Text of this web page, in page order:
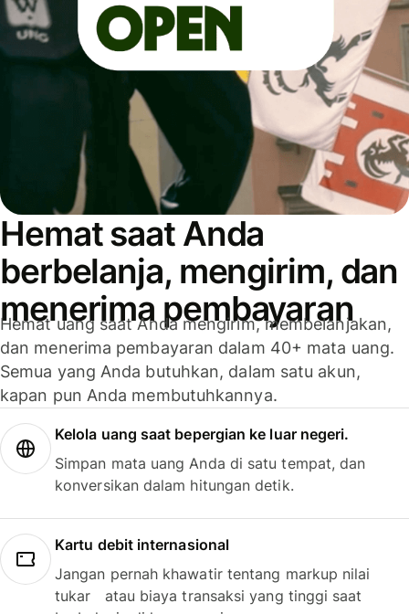
Hemat saat Anda
berbelanja, mengirim, dan
menerima pembayaran
Hemat uang saat Anda mengirim, membelanjakan,
dan menerima pembayaran dalam 40+ mata uang.
Semua yang Anda butuhkan, dalam satu akun,
kapan pun Anda membutuhkannya.
Kelola uang saat bepergian ke luar negeri.
Simpan mata uang Anda di satu tempat, dan
konversikan dalam hitungan detik.
Kartu debit internasional
Jangan pernah khawatir tentang markup nilai
tukar atau biaya transaksi yang tinggi saat